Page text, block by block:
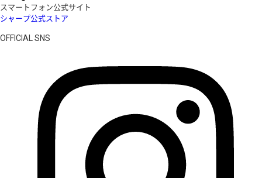
スマートフォン公式サイト
シャープ公式ストア
OFFICIAL SNS